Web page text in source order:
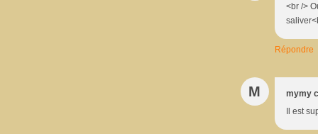
<br />
Répondre
M
mymy
Il est